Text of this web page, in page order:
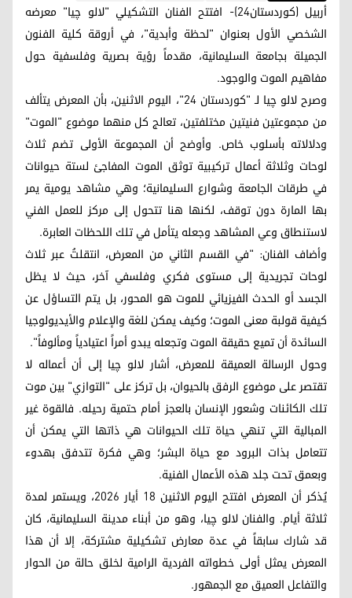
أربيل (كوردستان24)- افتتح الفنان التشكيلي "لالو چیا" معرضه
الشخصي الأول بعنوان "لحظة وأبدية"، في أروقة كلية الفنون
الجميلة بجامعة السليمانية، مقدماً رؤية بصرية وفلسفية حول
مفاهيم الموت والوجود.
وصرح لالو چیا لـ "كوردستان 24"، اليوم الاثنين، بأن المعرض يتألف
من مجموعتين فنيتين مختلفتين، تعالج كل منهما موضوع "الموت"
ودلالاته بأسلوب خاص. وأوضح أن المجموعة الأولى تضم ثلاث
لوحات وثلاثة أعمال تركيبية توثق الموت المفاجئ لستة حيوانات
في طرقات الجامعة وشوارع السليمانية؛ وهي مشاهد يومية يمر
بها المارة دون توقف، لكنها هنا تتحول إلى مركز للعمل الفني
لاستنطاق وعي المشاهد وجعله يتأمل في تلك اللحظات العابرة.
وأضاف الفنان: "في القسم الثاني من المعرض، انتقلتُ عبر ثلاث
لوحات تجريدية إلى مستوى فكري وفلسفي آخر، حيث لا يظل
الجسد أو الحدث الفيزيائي للموت هو المحور، بل يتم التساؤل عن
كيفية قولبة معنى الموت؛ وكيف يمكن للغة والإعلام والأيديولوجيا
السائدة أن تميع حقيقة الموت وتجعله يبدو أمراً اعتيادياً ومألوفاً".
وحول الرسالة العميقة للمعرض، أشار لالو چیا إلى أن أعماله لا
تقتصر على موضوع الرفق بالحيوان، بل تركز على "التوازي" بين موت
تلك الكائنات وشعور الإنسان بالعجز أمام حتمية رحيله. فالقوة غير
المبالية التي تنهي حياة تلك الحيوانات هي ذاتها التي يمكن أن
تتعامل بذات البرود مع حياة البشر؛ وهي فكرة تتدفق بهدوء
وبعمق تحت جلد هذه الأعمال الفنية.
يُذكر أن المعرض افتتح اليوم الاثنين 18 أيار 2026، ويستمر لمدة
ثلاثة أيام. والفنان لالو چیا، وهو من أبناء مدينة السليمانية، كان
قد شارك سابقاً في عدة معارض تشكيلية مشتركة، إلا أن هذا
المعرض يمثل أولى خطواته الفردية الرامية لخلق حالة من الحوار
والتفاعل العميق مع الجمهور.